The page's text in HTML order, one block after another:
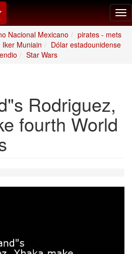
Nacional Mexicano
pirates - mets
Iker Muniain
Dólar estadounidense
Star Wars
Rodriguez,
fourth World